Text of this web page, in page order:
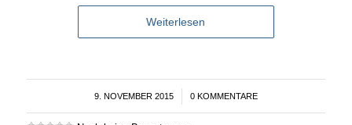
Weiterlesen
9. NOVEMBER 2015
/ 0 KOMMENTARE